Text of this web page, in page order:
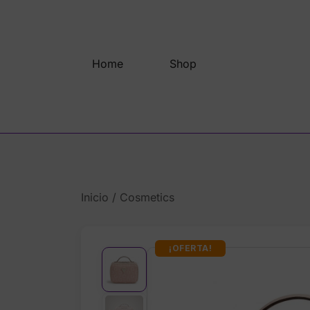
Home
Shop
Inicio / Cosmetics
¡OFERTA!